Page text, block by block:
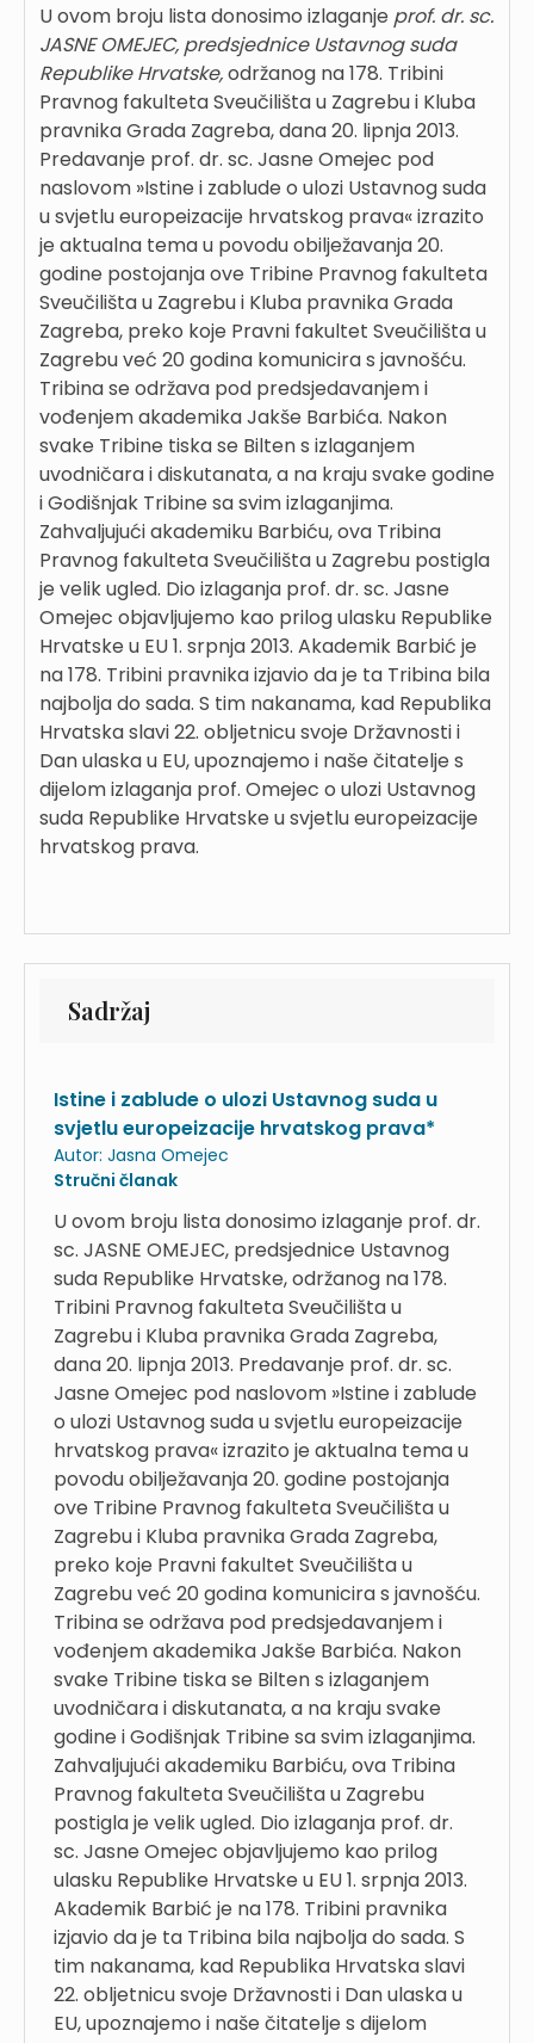
U ovom broju lista donosimo izlaganje prof. dr. sc.
JASNE OMEJEC, predsjednice Ustavnog suda
Republike Hrvatske,održanog na 178. Tribini
Pravnog fakulteta Sveučilišta u Zagrebu i Kluba
pravnika Grada Zagreba, dana 20. lipnja 2013.
Predavanje prof. dr. sc. Jasne Omejec pod
naslovom »Istine i zablude o ulozi Ustavnog suda
u svjetlu europeizacije hrvatskog prava« izrazito
je aktualna tema u povodu obilježavanja 20.
godine postojanja ove Tribine Pravnog fakulteta
Sveučilišta u Zagrebu i Kluba pravnika Grada
Zagreba, preko koje Pravni fakultet Sveučilišta u
Zagrebu već 20 godina komunicira s javnošću.
Tribina se održava pod predsjedavanjem i
vođenjem akademika Jakše Barbića. Nakon
svake Tribine tiska se Bilten s izlaganjem
uvodničara i diskutanata, a na kraju svake godine
i Godišnjak Tribine sa svim izlaganjima.
Zahvaljujući akademiku Barbiću, ova Tribina
Pravnog fakulteta Sveučilišta u Zagrebu postigla
je velik ugled. Dio izlaganja prof. dr. sc. Jasne
Omejec objavljujemo kao prilog ulasku Republike
Hrvatske u EU 1. srpnja 2013. Akademik Barbić je
na 178. Tribini pravnika izjavio da je ta Tribina bila
najbolja do sada. S tim nakanama, kad Republika
Hrvatska slavi 22. obljetnicu svoje Državnosti i
Dan ulaska u EU, upoznajemo i naše čitatelje s
dijelom izlaganja prof. Omejec o ulozi Ustavnog
suda Republike Hrvatske u svjetlu europeizacije
hrvatskog prava.
Sadržaj
Istine i zablude o ulozi Ustavnog suda u
svjetlu europeizacije hrvatskog prava*
Autor: Jasna Omejec
Stručni članak
U ovom broju lista donosimo izlaganje prof. dr.
sc. JASNE OMEJEC, predsjednice Ustavnog
suda Republike Hrvatske, održanog na 178.
Tribini Pravnog fakulteta Sveučilišta u
Zagrebu i Kluba pravnika Grada Zagreba,
dana 20. lipnja 2013. Predavanje prof. dr. sc.
Jasne Omejec pod naslovom »Istine i zablude
o ulozi Ustavnog suda u svjetlu europeizacije
hrvatskog prava« izrazito je aktualna tema u
povodu obilježavanja 20. godine postojanja
ove Tribine Pravnog fakulteta Sveučilišta u
Zagrebu i Kluba pravnika Grada Zagreba,
preko koje Pravni fakultet Sveučilišta u
Zagrebu već 20 godina komunicira s javnošću.
Tribina se održava pod predsjedavanjem i
vođenjem akademika Jakše Barbića. Nakon
svake Tribine tiska se Bilten s izlaganjem
uvodničara i diskutanata, a na kraju svake
godine i Godišnjak Tribine sa svim izlaganjima.
Zahvaljujući akademiku Barbiću, ova Tribina
Pravnog fakulteta Sveučilišta u Zagrebu
postigla je velik ugled. Dio izlaganja prof. dr.
sc. Jasne Omejec objavljujemo kao prilog
ulasku Republike Hrvatske u EU 1. srpnja 2013.
Akademik Barbić je na 178. Tribini pravnika
izjavio da je ta Tribina bila najbolja do sada. S
tim nakanama, kad Republika Hrvatska slavi
22. obljetnicu svoje Državnosti i Dan ulaska u
EU, upoznajemo i naše čitatelje s dijelom